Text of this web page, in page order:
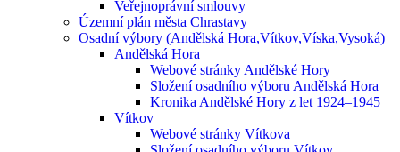
Veřejnoprávní smlouvy
Územní plán města Chrastavy
Osadní výbory (Andělská Hora,Vítkov,Víska,Vysoká)
Andělská Hora
Webové stránky Andělské Hory
Složení osadního výboru Andělská Hora
Kronika Andělské Hory z let 1924–1945
Vítkov
Webové stránky Vítkova